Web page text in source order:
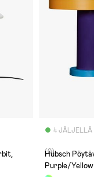
4 JÄLJELLÄ
(0)
Hübsch
Purple/Yellow